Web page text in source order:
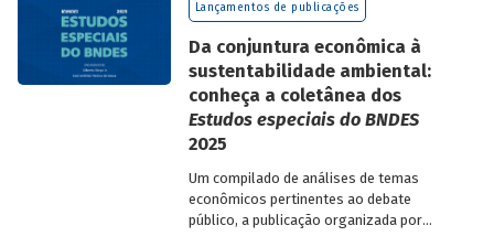
Lançamentos de publicações
Da conjuntura econômica à
sustentabilidade ambiental:
conheça a coletânea dos
Estudos especiais do BNDES
2025
Um compilado de análises de temas
econômicos pertinentes ao debate
público, a publicação organizada por